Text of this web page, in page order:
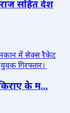
सहित देश
के म...